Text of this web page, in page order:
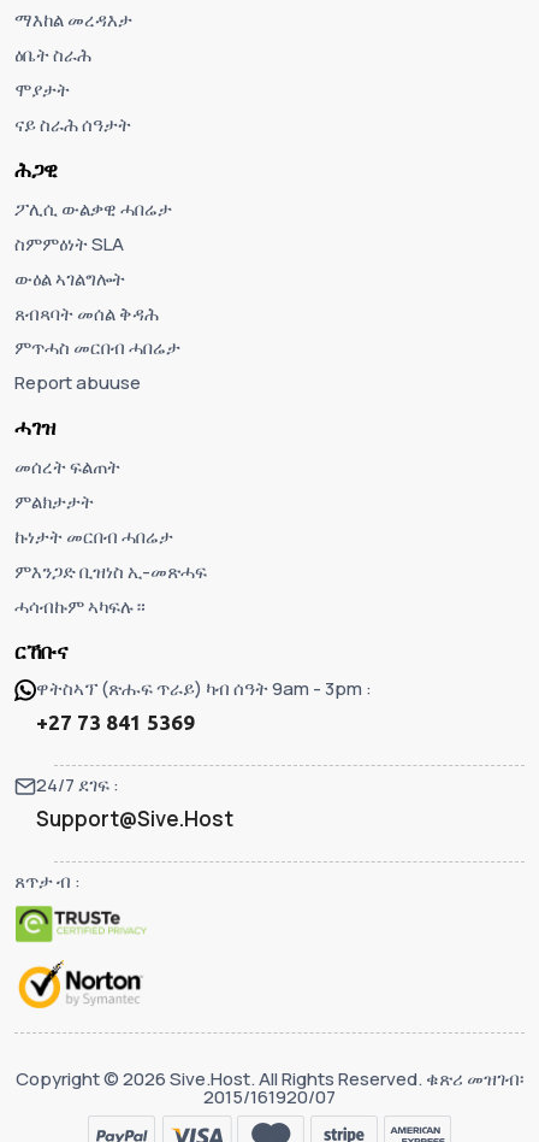
ማእከል መረዳእታ
ዕቤት ስራሕ
ሞያታት
ናይ ስራሕ ሰዓታት
ሕጋዊ
ፖሊሲ ውልቃዊ ሓበሬታ
ስምምዕነት SLA
ውዕል ኣገልግሎት
ጸብጻባት መሰል ቅዳሕ
ምጥሓስ መርበብ ሓበሬታ
Report abuuse
ሓገዝ
መሰረት ፍልጠት
ምልክታታት
ኩነታት መርበብ ሓበሬታ
ምእንጋድ ቢዝነስ ኢ-መጽሓፍ
ሓሳብኩም ኣካፍሉ።
ርኸቡና
ዋትስኣፕ (ጽሑፍ ጥራይ) ካብ ሰዓት 9am - 3pm :
+27 73 841 5369
24/7 ደገፍ :
Support@Sive.Host
ጸጥታ ብ :
Copyright © 2026 Sive.Host. All Rights Reserved. ቁጽሪ መዝገብ፡
2015/161920/07